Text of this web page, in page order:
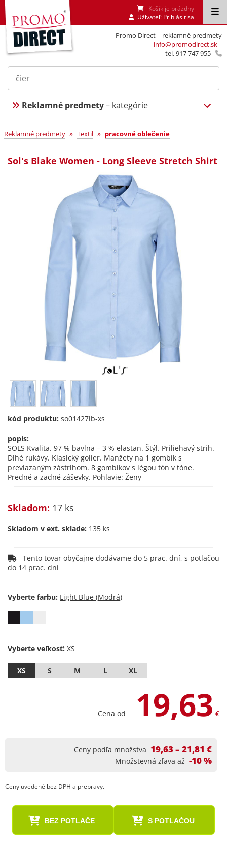
Promo Direct – reklamné predmety
info@promodirect.sk
tel. 917 747 955
Košík je prázdny
Uživateľ: Prihlásiť sa
Reklamné predmety– kategórie
Reklamné predmety » Textil » pracovné oblečenie
Sol's Blake Women - Long Sleeve Stretch Shirt
kód produktu: so01427lb-xs
popis:
SOLS Kvalita. 97 % bavlna – 3 % elastan. Štýl. Priliehavý strih.
Dlhé rukávy. Klasický golier. Manžety na 1 gombík s
previazaným zástrihom. 8 gombíkov s légou tón v tóne.
Predné a zadné záševky. Pohlavie: Ženy
Skladom: 17 ks
Skladom v ext. sklade: 135 ks
do 14 prac. dní
Vyberte farbu:
Vyberte veľkosť:
XS S M L XL
Cena od 19,63 €
Ceny podľa množstva 19,63 – 21,81 €
Množstevná zľava až -10 %
Ceny uvedené bez DPH a prepravy.
BEZ POTLAČE S POTLAČOU